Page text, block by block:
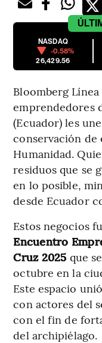
NASDAQ
-0.58%
26,429.56
Bloomberg
emprendedores
(Ecuador) les
conservación de
Humanidad.
residuos que se
en lo posible,
desde Ecuador
Estos negocios
Encuentro
Cruz 2025 que
octubre en la
Este espacio
con actores del
con el fin de
del archipiélago.